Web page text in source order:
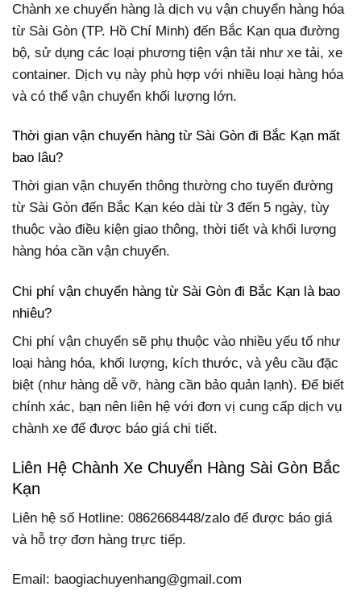
Chành xe chuyển hàng là dịch vụ vận chuyển hàng hóa
từ Sài Gòn (TP. Hồ Chí Minh) đến Bắc Kạn qua đường
bộ, sử dụng các loại phương tiện vận tải như xe tải, xe
container. Dịch vụ này phù hợp với nhiều loại hàng hóa
và có thể vận chuyển khối lượng lớn.
Thời gian vận chuyển hàng từ Sài Gòn đi Bắc Kạn mất
bao lâu?
Thời gian vận chuyển thông thường cho tuyến đường
từ Sài Gòn đến Bắc Kạn kéo dài từ 3 đến 5 ngày, tùy
thuộc vào điều kiện giao thông, thời tiết và khối lượng
hàng hóa cần vận chuyển.
Chi phí vận chuyển hàng từ Sài Gòn đi Bắc Kạn là bao
nhiêu?
Chi phí vận chuyển sẽ phụ thuộc vào nhiều yếu tố như
loại hàng hóa, khối lượng, kích thước, và yêu cầu đặc
biệt (như hàng dễ vỡ, hàng cần bảo quản lạnh). Để biết
chính xác, bạn nên liên hệ với đơn vị cung cấp dịch vụ
chành xe để được báo giá chi tiết.
Liên Hệ Chành Xe Chuyển Hàng Sài Gòn Bắc
Kạn
Liên hệ số Hotline: 0862668448/zalo để được báo giá
và hỗ trợ đơn hàng trực tiếp.
Email: baogiachuyenhang@gmail.com